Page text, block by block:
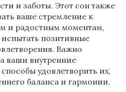
и заботы. Этот сон также
ваше стремление к
и радостным моментам,
позитивные
Важно
ваши внутренние
удовлетворить их,
баланса и гармонии.